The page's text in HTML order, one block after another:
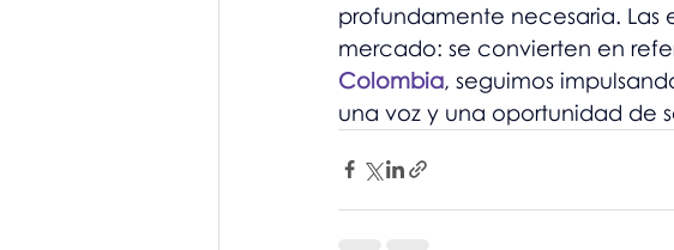
profundamente necesaria. Las
mercado: se convierten en
Colombia, seguimos
una voz y una oportunidad de